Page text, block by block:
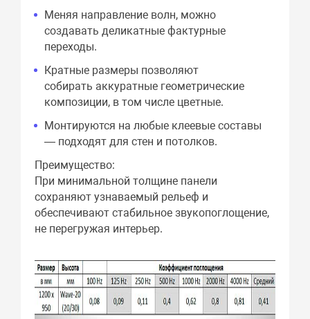
Меняя направление волн, можно
создавать деликатные фактурные
переходы.
Кратные размеры позволяют
собирать аккуратные геометрические
композиции, в том числе цветные.
Монтируются на любые клеевые составы
— подходят для стен и потолков.
Преимущество:
При минимальной толщине панели
сохраняют узнаваемый рельеф и
обеспечивают стабильное звукопоглощение,
не перегружая интерьер.